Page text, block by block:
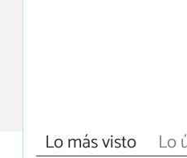
Lo más visto Lo